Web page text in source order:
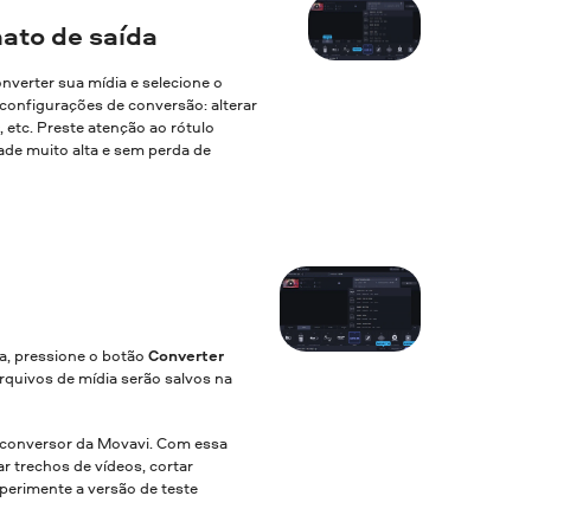
de saída
sua mídia e selecione o
de conversão: alterar
etc. Preste atenção ao rótulo
muito alta e sem perda de
pressione o botão Converter
de mídia serão salvos na
da Movavi. Com essa
trechos de vídeos, cortar
a versão de teste